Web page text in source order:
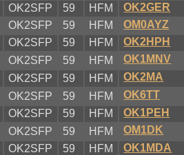
OK2SFP 59 HFM OK2GER
OK2SFP 59 HFM OM0AYZ
OK2SFP 59 HFM OK2HPH
OK2SFP 59 HFM OK1MNV
OK2SFP 59 HFM OK2MA
OK2SFP 59 HFM OK6TT
OK2SFP 59 HFM OK1PEH
OK2SFP 59 HFM OM1DK
OK2SFP 59 HFM OK1MDA